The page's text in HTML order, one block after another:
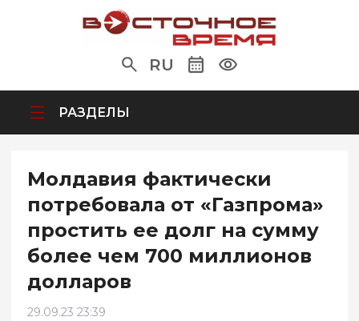
RU
РАЗДЕЛЫ
Молдавия фактически
потребовала от «Газпрома»
простить ее долг на сумму
более чем 700 миллионов
долларов
29.09.23 23:39